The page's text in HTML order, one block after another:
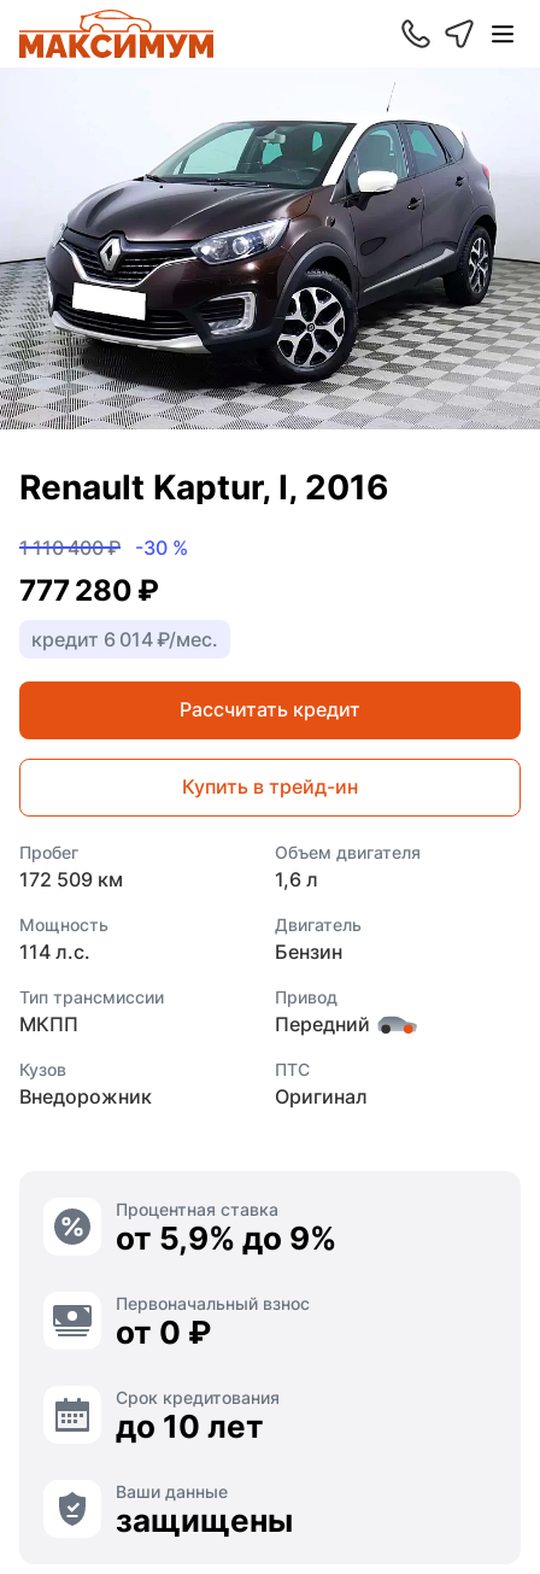
Renault Kaptur, I, 2016
1 110 400 ₽ -30 %
777 280 ₽
кредит 6 014 ₽/мес.
Рассчитать кредит
Купить в трейд-ин
Пробег
172 509 км
Объем двигателя
1,6 л
Мощность
114 л.с.
Двигатель
Бензин
Тип трансмиссии
МКПП
Привод
Передний
Кузов
Внедорожник
ПТС
Оригинал
Процентная ставка
от 5,9% до 9%
Первоначальный взнос
от 0 ₽
Срок кредитования
до 10 лет
Ваши данные
защищены